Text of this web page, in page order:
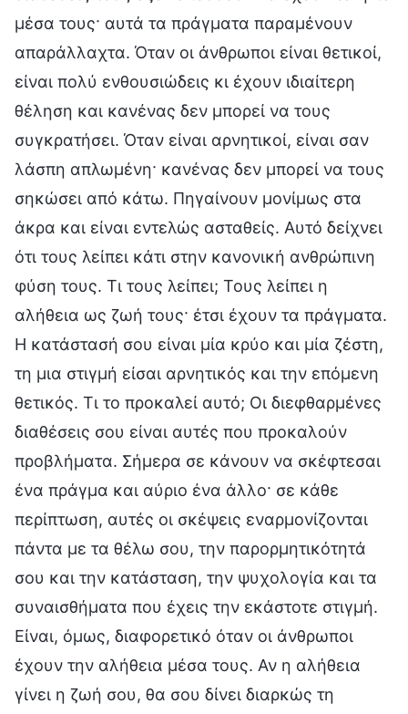
μέσα τους· αυτά τα πράγματα παραμένουν
απαράλλαχτα. Όταν οι άνθρωποι είναι θετικοί,
είναι πολύ ενθουσιώδεις κι έχουν ιδιαίτερη
θέληση και κανένας δεν μπορεί να τους
συγκρατήσει. Όταν είναι αρνητικοί, είναι σαν
λάσπη απλωμένη· κανένας δεν μπορεί να τους
σηκώσει από κάτω. Πηγαίνουν μονίμως στα
άκρα και είναι εντελώς ασταθείς. Αυτό δείχνει
ότι τους λείπει κάτι στην κανονική ανθρώπινη
φύση τους. Τι τους λείπει; Τους λείπει η
αλήθεια ως ζωή τους· έτσι έχουν τα πράγματα.
Η κατάστασή σου είναι μία κρύο και μία ζέστη,
τη μια στιγμή είσαι αρνητικός και την επόμενη
θετικός. Τι το προκαλεί αυτό; Οι διεφθαρμένες
διαθέσεις σου είναι αυτές που προκαλούν
προβλήματα. Σήμερα σε κάνουν να σκέφτεσαι
ένα πράγμα και αύριο ένα άλλο· σε κάθε
περίπτωση, αυτές οι σκέψεις εναρμονίζονται
πάντα με τα θέλω σου, την παρορμητικότητά
σου και την κατάσταση, την ψυχολογία και τα
συναισθήματα που έχεις την εκάστοτε στιγμή.
Είναι, όμως, διαφορετικό όταν οι άνθρωποι
έχουν την αλήθεια μέσα τους. Αν η αλήθεια
γίνει η ζωή σου, θα σου δίνει διαρκώς τη